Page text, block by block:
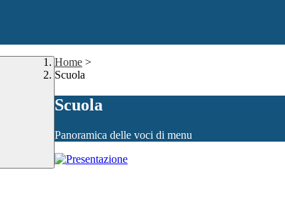
Home >
Scuola
Scuola
Panoramica delle voci di menu